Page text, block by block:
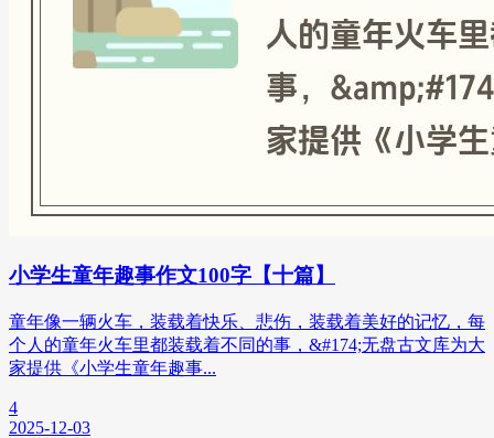
小学生童年趣事作文100字【十篇】
童年像一辆火车，装载着快乐、悲伤，装载着美好的记忆，每
个人的童年火车里都装载着不同的事，&#174;无盘古文库为大
家提供《小学生童年趣事...
4
2025-12-03